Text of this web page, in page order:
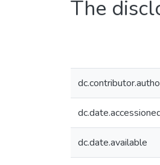
The
dc.date.available